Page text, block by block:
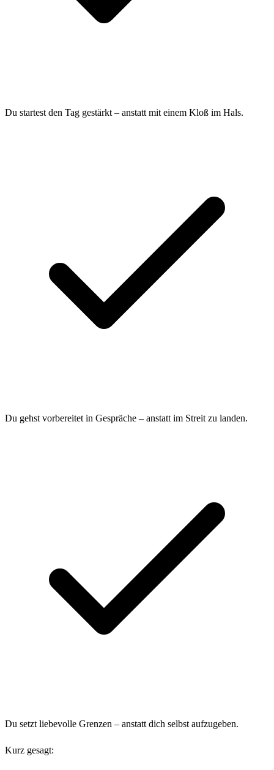
Du startest den Tag gestärkt – anstatt mit einem Kloß im Hals.
Du gehst vorbereitet in Gespräche – anstatt im Streit zu landen.
Du setzt liebevolle Grenzen – anstatt dich selbst aufzugeben.
Kurz gesagt: